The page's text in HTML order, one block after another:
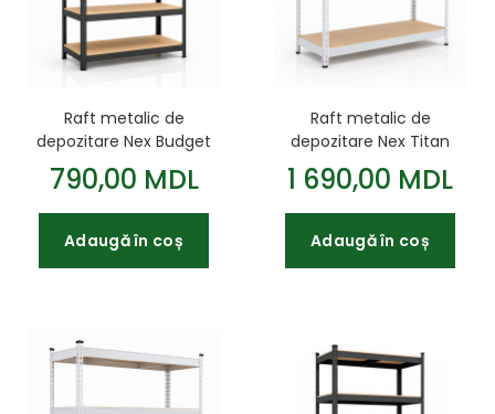
Raft metalic de
depozitare Nex Budget
1800x900x400 mm 5
rafturi MDF antracit
790,00 MDL
Adaugă în coș
Raft metalic de
depozitare Nex Titan
1800x1400x600 mm 4
rafturi PAL galvanizat
1 690,00 MDL
Adaugă în coș